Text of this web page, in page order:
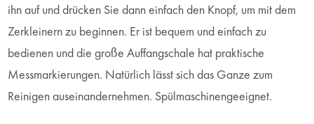
ihn auf und drücken Sie dann einfach den Knopf, um mit dem
Zerkleinern zu beginnen. Er ist bequem und einfach zu
bedienen und die große Auffangschale hat praktische
Messmarkierungen. Natürlich lässt sich das Ganze zum
Reinigen auseinandernehmen. Spülmaschinengeeignet.